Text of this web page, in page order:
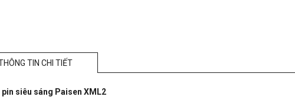
TIN CHI TIẾT
pin siêu sáng Paisen XML2